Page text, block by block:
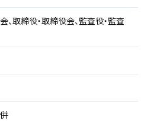
取締役・取締役会、監査役・監査